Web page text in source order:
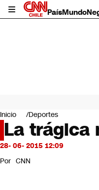
PaísMundo
Mundo
Negocios
Deportes
Programas completos
Servicios
Inicio Deportes
La trágica
28- 06- 2015 12:09
Por CNN